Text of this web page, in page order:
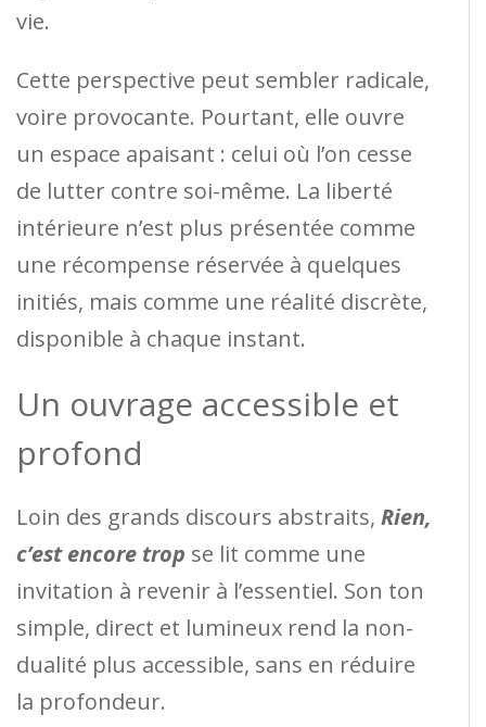
vie.
Cette perspective peut sembler radicale,
voire provocante. Pourtant, elle ouvre
un espace apaisant : celui où l’on cesse
de lutter contre soi-même. La liberté
intérieure n’est plus présentée comme
une récompense réservée à quelques
initiés, mais comme une réalité discrète,
disponible à chaque instant.
Un ouvrage accessible et
profond
Loin des grands discours abstraits, Rien,
c’est encore trop se lit comme une
invitation à revenir à l’essentiel. Son ton
simple, direct et lumineux rend la non-
dualité plus accessible, sans en réduire
la profondeur.